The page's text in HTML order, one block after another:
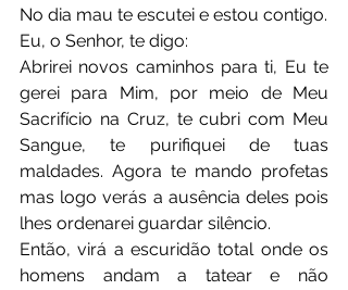
No dia mau te escutei e estou contigo.
Eu, o Senhor, te digo:
Abrirei novos caminhos para ti, Eu te
gerei para Mim, por meio de Meu
Sacrifício na Cruz, te cubri com Meu
Sangue, te purifiquei de tuas
maldades. Agora te mando profetas
mas logo verás a ausência deles pois
lhes ordenarei guardar silêncio.
Então, virá a escuridão total onde os
homens andam a tatear e não